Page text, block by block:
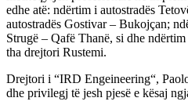
edhe atë: ndërtim i autostradës
autostradës Gostivar – Bukojçan;
Strugë – Qafë Thanë, si dhe
tha drejtori Rustemi.
Drejtori i “IRD Engeineering“,
dhe privilegj të jesh pjesë e kësaj